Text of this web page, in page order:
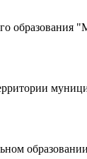
образования